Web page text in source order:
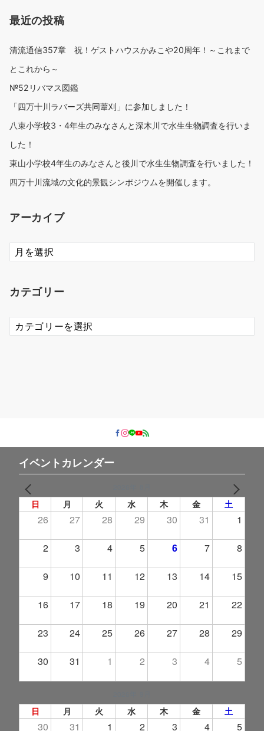
最近の投稿
清流通信357章 祝！ゲストハウスかみこや20周年！～これまで
とこれから～
№52リバマス図鑑
「四万十川ラバーズ共同葦刈」に参加しました！
八束小学校3・4年生のみなさんと深木川で水生生物調査を行いま
した！
東山小学校4年生のみなさんと後川で水生生物調査を行いました！
四万十川流域の文化的景観シンポジウムを開催します。
アーカイブ
ア
ー
ブ
カテゴリー
カ
テ
イベントカレンダー
日 月 火 水 木 金 土
26 27 28 29 30 31 1
2 3 4 5 6 7 8
9 10 11 12 13 14 15
16 17 18 19 20 21 22
23 24 25 26 27 28 29
30 31 1 2 3 4 5
日 月 火 水 木 金 土
30 31 1 2 3 4 5